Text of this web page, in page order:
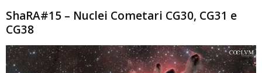
ShaRA#15 – Nuclei Cometari CG30, CG31 e
CG38